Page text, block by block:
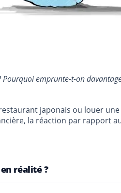
Pourquoi emprunte-t-on
japonais ou louer
la réaction par rapport
réalité ?